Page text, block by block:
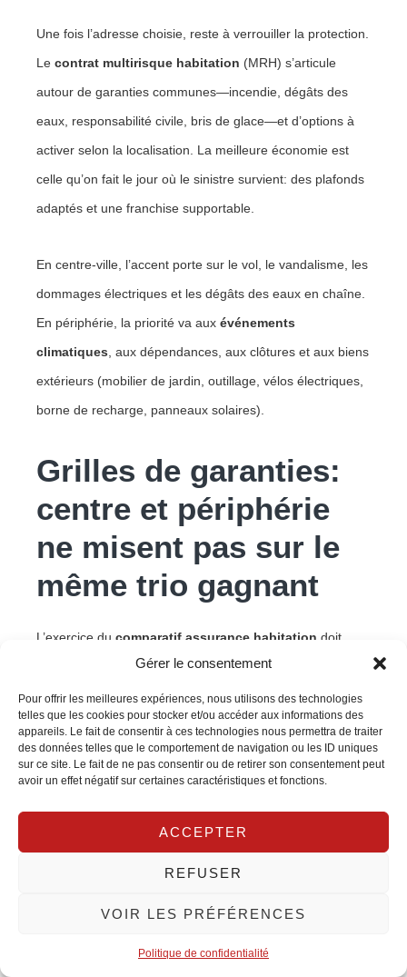
Gérer le consentement
Pour offrir les meilleures expériences, nous utilisons des technologies
telles que les cookies pour stocker et/ou accéder aux informations des
appareils. Le fait de consentir à ces technologies nous permettra de traiter
des données telles que le comportement de navigation ou les ID uniques
sur ce site. Le fait de ne pas consentir ou de retirer son consentement peut
avoir un effet négatif sur certaines caractéristiques et fonctions.
ACCEPTER
REFUSER
VOIR LES PRÉFÉRENCES
Politique de confidentialité
Une fois l’adresse choisie, reste à verrouiller la protection.
Lecontrat multirisque habitation (MRH) s’articule
autour de garanties communes—incendie, dégâts des
eaux, responsabilité civile, bris de glace—et d’options à
activer selon la localisation. La meilleure économie est
celle qu’on fait le jour où le sinistre survient: des plafonds
adaptés et une franchise supportable.
En centre-ville, l’accent porte sur le vol, le vandalisme, les
dommages électriques et les dégâts des eaux en chaîne.
En périphérie, la priorité va auxévénements
climatiques , aux dépendances, aux clôtures et aux biens
extérieurs (mobilier de jardin, outillage, vélos électriques,
borne de recharge, panneaux solaires).
Grilles de garanties:
centre et périphérie
ne misent pas sur le
même trio gagnant
L’exercice ducomparatif assurance habitation doit
s’appuyer sur des scénarios concrets: que se passe-t-il si
une fenêtre est fracturée au 3e étage? Si la grêle troue le
polycarbonate de l’abri voiture? Si l’arbre du voisin tombe
sur votre clôture?
Centre: vol renforcé (portes certifiées, seuils de
remboursement élevés pour high-tech), renfort
dégâts des eaux, protection juridique en
dépendances, dommages jardins/portails, prise en